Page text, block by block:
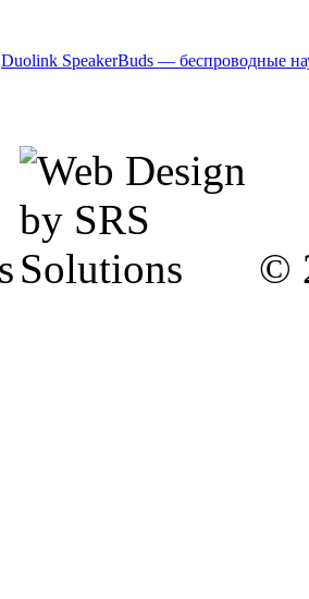
Duolink SpeakerBuds — беспроводные
©